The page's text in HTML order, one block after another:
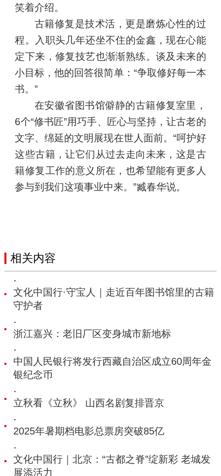
笑着介绍。
古籍修复是技术活，更是磨炼心性的过
程。入职头几年还坐不住的金鑫，现在心能
定下来，修复技艺也渐渐熟练。谈及未来的
小目标，他的回答很简单：“争取修好每一本
书。”
在安徽省图书馆僻静的古籍修复室里，
6个“修书匠”用巧手、匠心与坚持，让古老的
文字、绵延的文明展现在世人面前。“呵护好
这些古籍，让它们从过去走向未来，这是古
籍修复工作的意义所在，也希望能有更多人
参与到我们这项事业中来。”臧春华说。
相关内容
·
文化中国行·守宝人｜走近百年图书馆里的古籍
守护者
·
浙江嘉兴：老旧厂区变身城市新地标
·
中国人民银行将发行西藏自治区成立60周年金
银纪念币
·
立秋看《立秋》 山西名剧复排晋京
·
2025年暑期档电影总票房突破85亿
·
文化中国行｜北京：“古都之脊”绽新彩 老城发
展添活力